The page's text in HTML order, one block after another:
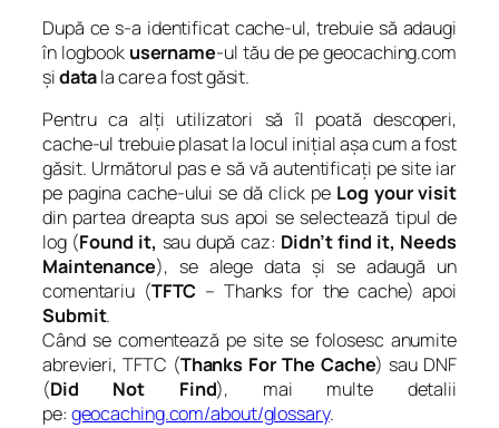
După ce s-a identificat cache-ul, trebuie să adaugi
în logbook username-ul tău de pe geocaching.com
șidatala care a fost găsit.
Pentru ca alți utilizatori să îl poată descoperi,
cache-ul trebuie plasat la locul inițial așa cum a fost
găsit. Următorul pas e să vă autentificați pe site iar
pe pagina cache-ului se dă click pe Log your visit
din partea dreapta sus apoi se selectează tipul de
log (Found it, sau după caz: Didn’t find it, Needs
Maintenance), se alege data și se adaugă un
comentariu (TFTC – Thanks for the cache) apoi
Submit.
Când se comentează pe site se folosesc anumite
abrevieri, TFTC (Thanks For The Cache) sau DNF
(Did Not Find), mai multe detalii
pe: geocaching.com/about/glossary.